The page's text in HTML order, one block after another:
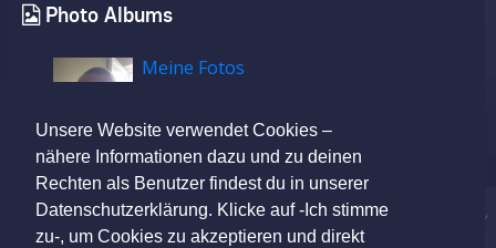
Unsere Website verwendet Cookies –
nähere Informationen dazu und zu deinen
Rechten als Benutzer findest du in unserer
Datenschutzerklärung. Klicke auf -Ich stimme
zu-, um Cookies zu akzeptieren und direkt
Photo Albums
Meine Fotos